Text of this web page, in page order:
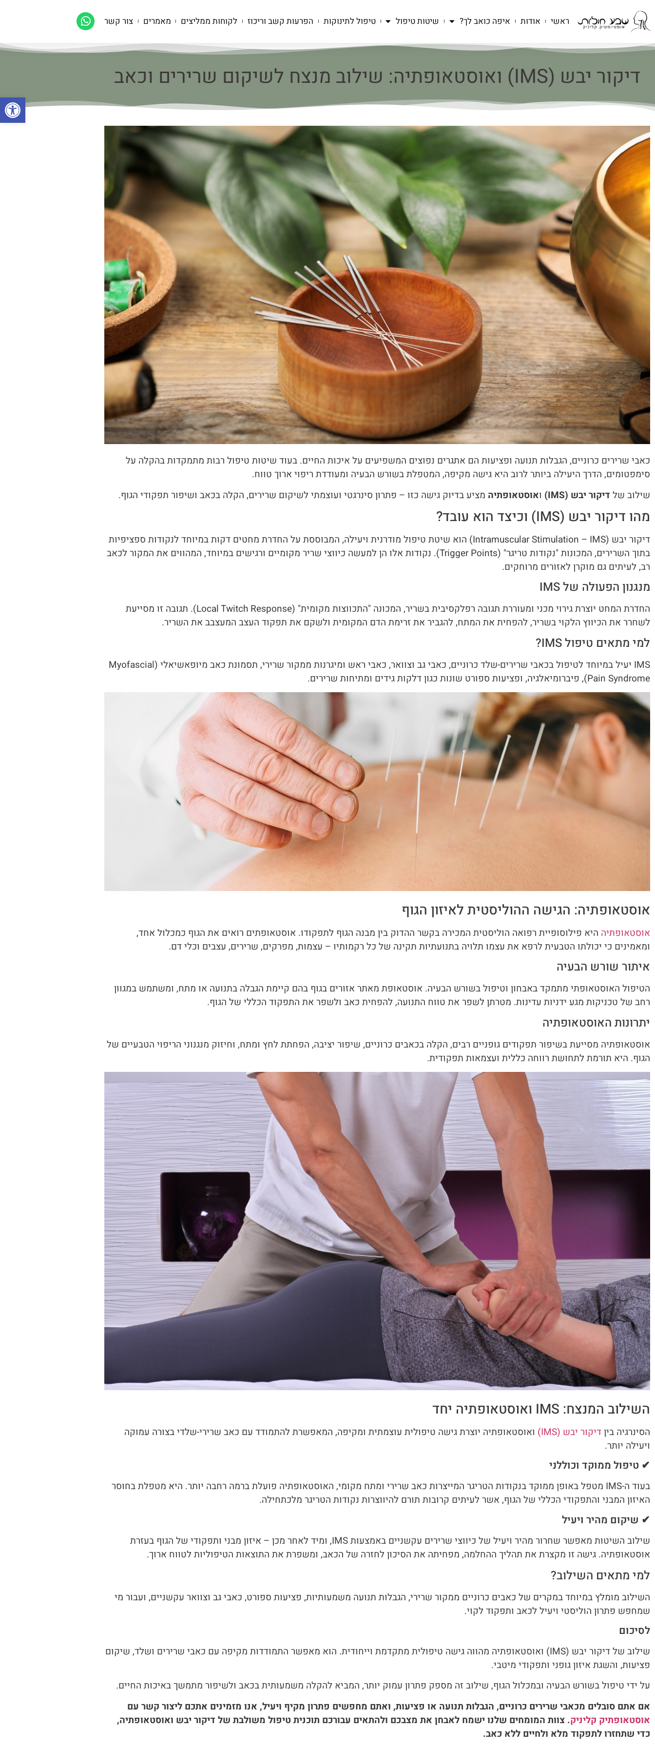
פתח
ראשי אודות איפה כואב לך? שיטות טיפול טיפול לתינוקות הפרעות קשב וריכוז לקוחות ממליצים מאמרים צור קשר
דיקור יבש (IMS) ואוסטאופתיה: שילוב מנצח לשיקום שרירים וכאב
כאבי שרירים כרוניים, הגבלות תנועה ופציעות הם אתגרים נפוצים המשפיעים על איכות החיים. בעוד שיטות טיפול רבות מתמקדות בהקלה על
סימפטומים, הדרך היעילה ביותר לרוב היא גישה מקיפה, המטפלת בשורש הבעיה ומעודדת ריפוי ארוך טווח.
שילוב של דיקור יבש (IMS) ואוסטאופתיה מציע בדיוק גישה כזו – פתרון סינרגטי ועוצמתי לשיקום שרירים, הקלה בכאב ושיפור תפקודי הגוף.
מהו דיקור יבש (IMS) וכיצד הוא עובד?
דיקור יבש (Intramuscular Stimulation – IMS) הוא שיטת טיפול מודרנית ויעילה, המבוססת על החדרת מחטים דקות במיוחד לנקודות ספציפיות
בתוך השרירים, המכונות "נקודות טריגר" (Trigger Points). נקודות אלו הן למעשה כיווצי שריר מקומיים ורגישים במיוחד, המהווים את המקור לכאב
רב, לעיתים גם מוקרן לאזורים מרוחקים.
מנגנון הפעולה של IMS
החדרת המחט יוצרת גירוי מכני ומעוררת תגובה רפלקסיבית בשריר, המכונה "התכווצות מקומית" (Local Twitch Response). תגובה זו מסייעת
לשחרר את הכיווץ הלקוי בשריר, להפחית את המתח, להגביר את זרימת הדם המקומית ולשקם את תפקוד העצב המעצבב את השריר.
למי מתאים טיפול IMS?
IMS יעיל במיוחד לטיפול בכאבי שרירים-שלד כרוניים, כאבי גב וצוואר, כאבי ראש ומיגרנות ממקור שרירי, תסמונת כאב מיופאשיאלי (Myofascial
Pain Syndrome), פיברומיאלגיה, ופציעות ספורט שונות כגון דלקות גידים ומתיחות שרירים.
אוסטאופתיה: הגישה ההוליסטית לאיזון הגוף
אוסטאופתיה היא פילוסופיית רפואה הוליסטית המכירה בקשר ההדוק בין מבנה הגוף לתפקודו. אוסטאופתים רואים את הגוף כמכלול אחד,
ומאמינים כי יכולתו הטבעית לרפא את עצמו תלויה בתנועתיות תקינה של כל רקמותיו – עצמות, מפרקים, שרירים, עצבים וכלי דם.
איתור שורש הבעיה
הטיפול האוסטאופתי מתמקד באבחון וטיפול בשורש הבעיה. אוסטאופת מאתר אזורים בגוף בהם קיימת הגבלה בתנועה או מתח, ומשתמש במגוון
רחב של טכניקות מגע ידניות עדינות. מטרתן לשפר את טווח התנועה, להפחית כאב ולשפר את התפקוד הכללי של הגוף.
יתרונות האוסטאופתיה
אוסטאופתיה מסייעת בשיפור תפקודים גופניים רבים, הקלה בכאבים כרוניים, שיפור יציבה, הפחתת לחץ ומתח, וחיזוק מנגנוני הריפוי הטבעיים של
הגוף. היא תורמת לתחושת רווחה כללית ועצמאות תפקודית.
השילוב המנצח: IMS ואוסטאופתיה יחד
הסינרגיה ביןדיקור יבש (IMS)
ואוסטאופתיה יוצרת גישה טיפולית עוצמתית ומקיפה, המאפשרת להתמודד עם כאב שרירי-שלדי בצורה עמוקה
ויעילה יותר.
✔ טיפול ממוקד וכוללני
בעוד ה-IMS מטפל באופן ממוקד בנקודות הטריגר המייצרות כאב שרירי ומתח מקומי, האוסטאופתיה פועלת ברמה רחבה יותר. היא מטפלת בחוסר
האיזון המבני והתפקודי הכללי של הגוף, אשר לעיתים קרובות תורם להיווצרות נקודות הטריגר מלכתחילה.
✔ שיקום מהיר ויעיל
שילוב השיטות מאפשר שחרור מהיר ויעיל של כיווצי שרירים עקשניים באמצעות IMS, ומיד לאחר מכן – איזון מבני ותפקודי של הגוף בעזרת
אוסטאופתיה. גישה זו מקצרת את תהליך ההחלמה, מפחיתה את הסיכון לחזרה של הכאב, ומשפרת את התוצאות הטיפוליות לטווח ארוך.
למי מתאים השילוב?
השילוב מומלץ במיוחד במקרים של כאבים כרוניים ממקור שרירי, הגבלות תנועה משמעותיות, פציעות ספורט, כאבי גב וצוואר עקשניים, ועבור מי
שמחפש פתרון הוליסטי ויעיל לכאב ותפקוד לקוי.
לסיכום
שילוב של דיקור יבש (IMS) ואוסטאופתיה מהווה גישה טיפולית מתקדמת וייחודית. הוא מאפשר התמודדות מקיפה עם כאבי שרירים ושלד, שיקום
פציעות, והשגת איזון גופני ותפקודי מיטבי.
על ידי טיפול בשורש הבעיה ובמכלול הגוף, שילוב זה מספק פתרון עמוק יותר, המביא להקלה משמעותית בכאב ולשיפור מתמשך באיכות החיים.
אם אתם סובלים מכאבי שרירים כרוניים, הגבלות תנועה או פציעות, ואתם מחפשים פתרון מקיף ויעיל, אנו מזמינים אתכם ליצור קשר עם
אוסטאופתיק קליניק. צוות המומחים שלנו ישמח לאבחן את מצבכם ולהתאים עבורכם תוכנית טיפול משולבת של דיקור יבש ואוסטאופתיה,
כדי שתחזרו לתפקוד מלא ולחיים ללא כאב.